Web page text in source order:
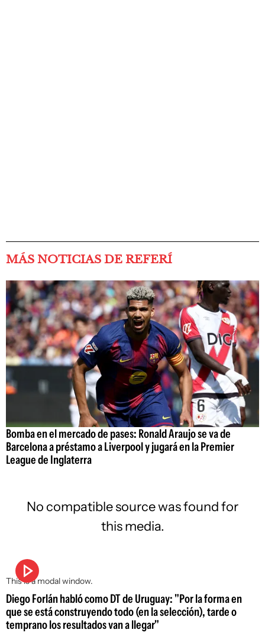
MÁS NOTICIAS DE REFERÍ
Bomba en el mercado de pases: Ronald Araujo se va de
Barcelona a préstamo a Liverpool y jugará en la Premier
League de Inglaterra
This is a modal window.
No compatible source was found for
this media.
Diego Forlán habló como DT de Uruguay: "Por la forma en
que se está construyendo todo (en la selección), tarde o
temprano los resultados van a llegar"